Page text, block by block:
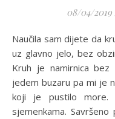
08/04/2019
Naučila sam dijete da kruh jede samo u sendvičima. Danas,
uz glavno jelo, bez
Kruh je namirnica
jedem buzaru pa mi je
koji je pustilo more.
sjemenkama.